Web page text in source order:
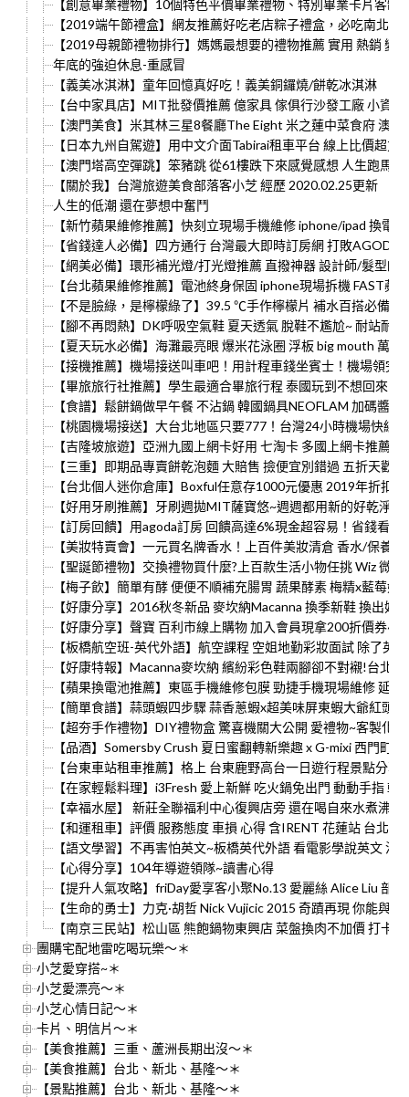
【創意畢業禮物】10個特色平價畢業禮物、特別畢業卡片客
【2019端午節禮盒】網友推薦好吃老店粽子禮盒，必吃南北
【2019母親節禮物排行】媽媽最想要的禮物推薦 實用 熱銷 變
年底的強迫休息-重感冒
【義美冰淇淋】童年回憶真好吃！義美銅鑼燒/餅乾冰淇淋
【台中家具店】MIT批發價推薦 億家具 傢俱行沙發工廠 小資
【澳門美食】米其林三星8餐廳The Eight 米之蓮中菜食府 澳
【日本九州自駕遊】用中文介面Tabirai租車平台 線上比價超
【澳門塔高空彈跳】笨豬跳 從61樓跌下來感覺感想 人生跑馬
【關於我】台灣旅遊美食部落客小芝 經歷 2020.02.25更新
人生的低潮 還在夢想中奮鬥
【新竹蘋果維修推薦】快刻立現場手機維修 iphone/ipad 換電
【省錢達人必備】四方通行 台灣最大即時訂房網 打敗AGODA
【網美必備】環形補光燈/打光燈推薦 直撥神器 設計師/髮型
【台北蘋果維修推薦】電池終身保固 iphone現場拆機 FAST蘋
【不是臉綠，是檸檬綠了】39.5 ℃手作檸檬片 補水百搭必備
【腳不再悶熱】DK呼吸空氣鞋 夏天透氣 脫鞋不尷尬~ 耐站耐走
【夏天玩水必備】海灘最亮眼 爆米花泳圈 浮板 big mouth 萬
【接機推薦】機場接送叫車吧！用計程車錢坐賓士！機場領
【畢旅旅行社推薦】學生最適合畢旅行程 泰國玩到不想回來
【食譜】鬆餅鍋做早午餐 不沾鍋 韓國鍋具 NEOFLAM 加碼醬
【桃園機場接送】大台北地區只要777！台灣24小時機場快綫
【吉隆坡旅遊】亞洲九國上網卡好用 七淘卡 多國上網卡推薦
【三重】即期品專賣餅乾泡麵 大賠售 撿便宜別錯過 五折天歡
【台北個人迷你倉庫】Boxful任意存1000元優惠 2019年折扣
【好用牙刷推薦】牙刷週拋MIT薩寶悠~週週都用新的好乾淨
【訂房回饋】用agoda訂房 回饋高達6%現金超容易！省錢看
【美妝特賣會】一元買名牌香水！上百件美妝清倉 香水/保養
【聖誕節禮物】交換禮物買什麼?上百款生活小物任挑 Wiz 微
【梅子飲】簡單有酵 便便不順補充腸胃 蔬果酵素 梅精x藍莓
【好康分享】2016秋冬新品 麥坎納Macanna 換季新鞋 換出
【好康分享】聲寶 百利市線上購物 加入會員現拿200折價券~
【板橋航空班-英代外語】航空課程 空姐地勤彩妝面試 除了英
【好康特報】Macanna麥坎納 繽紛彩色鞋兩腳卻不對襯!台北
【蘋果換電池推薦】東區手機維修包膜 勁捷手機現場維修 延
【簡單食譜】蒜頭蝦四步驟 蒜香蔥蝦x超美味屏東蝦大爺紅頭
【超夯手作禮物】DIY禮物盒 驚喜機關大公開 愛禮物~客製
【品酒】Somersby Crush 夏日蜜翻轉新樂趣 x G-mixi 西門町
【台東車站租車推薦】格上 台東鹿野高台一日遊行程景點分
【在家輕鬆料理】i3Fresh 愛上新鮮 吃火鍋免出門 動動手指
【幸福水屋】 新莊全聯福利中心復興店旁 還在喝自來水煮沸
【和運租車】評價 服務態度 車損 心得 含IRENT 花蓮站 台北
【語文學習】不再害怕英文~板橋英代外語 看電影學說英文
【心得分享】104年導遊領隊~讀書心得
【提升人氣攻略】friDay愛享客小聚No.13 愛麗絲 Alice Liu 部
【生命的勇士】力克·胡哲 Nick Vujicic 2015 奇蹟再現 你能與
【南京三民站】松山區 熊飽鍋物東興店 菜盤換肉不加價 打卡
團購宅配地雷吃喝玩樂～＊
小芝愛穿搭~＊
小芝愛漂亮～＊
小芝心情日記～＊
卡片、明信片～＊
【美食推薦】三重、蘆洲長期出沒～＊
【美食推薦】台北、新北、基隆～＊
【景點推薦】台北、新北、基隆～＊